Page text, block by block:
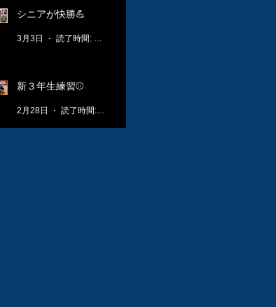
シニアが快勝💪
3月3日
新３年生練習⚾️
2月28日